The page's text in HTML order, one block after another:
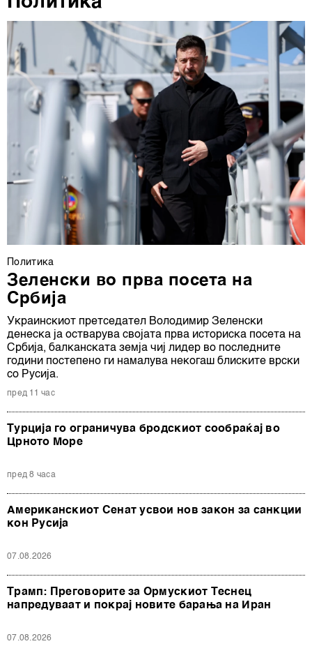
ја повлечете без негативни последици.
Политика
Зеленски во прва посета на
Србија
Украинскиот претседател Володимир Зеленски
денеска ја остварува својата прва историска посета на
Србија, балканската земја чиј лидер во последните
години постепено ги намалува некогаш блиските врски
со Русија.
пред 11 час
Турција го ограничува бродскиот сообраќај во
Црното Море
пред 8 часа
Американскиот Сенат усвои нов закон за санкции
кон Русија
07.08.2026
Трамп: Преговорите за Ормускиот Теснец
напредуваат и покрај новите барања на Иран
07.08.2026